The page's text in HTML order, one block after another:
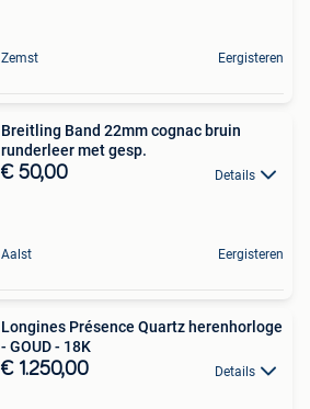
Zemst Eergisteren
Breitling Band 22mm cognac bruin
runderleer met gesp.
€ 50,00 Details
Aalst Eergisteren
Longines Présence Quartz herenhorloge
- GOUD - 18K
€ 1.250,00 Details